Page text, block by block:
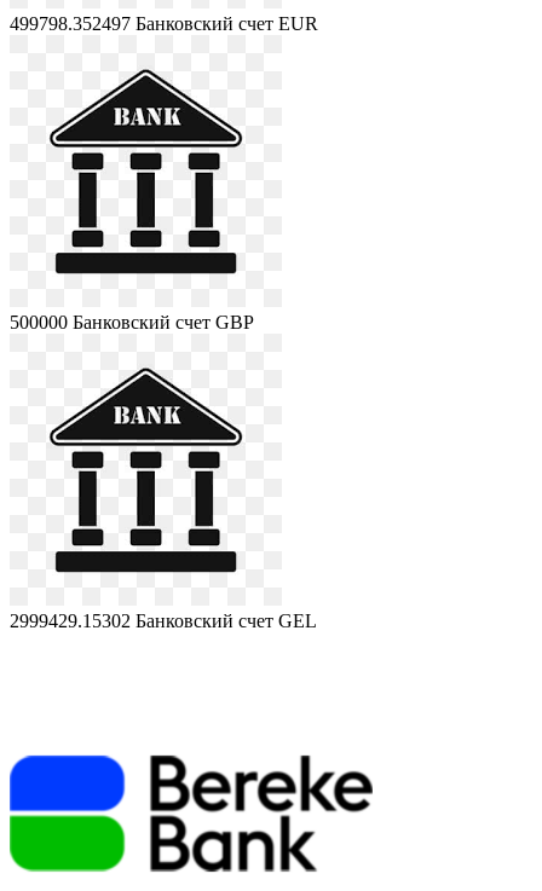
499798.352497 Банковский счет EUR
500000 Банковский счет GBP
2999429.15302 Банковский счет GEL